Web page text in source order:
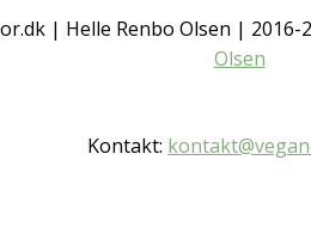
Gå til opskrift
| Helle Renbo Olsen |
Olsen
Kontakt: